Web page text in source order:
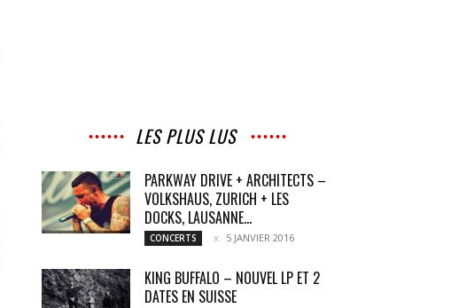
LES PLUS LUS
PARKWAY DRIVE + ARCHITECTS –
VOLKSHAUS, ZURICH + LES
DOCKS, LAUSANNE...
CONCERTS 5 JANVIER 2016
KING BUFFALO – NOUVEL LP ET 2
DATES EN SUISSE